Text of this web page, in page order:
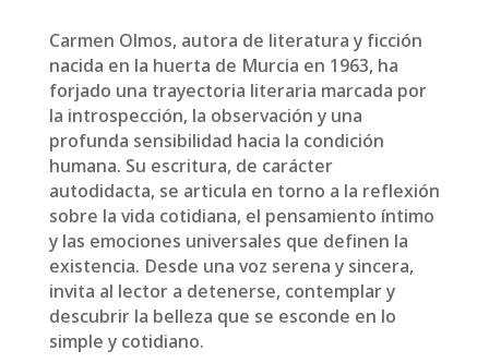
Carmen Olmos, autora de literatura y ficción
nacida en la huerta de Murcia en 1963, ha
forjado una trayectoria literaria marcada por
la introspección, la observación y una
profunda sensibilidad hacia la condición
humana. Su escritura, de carácter
autodidacta, se articula en torno a la reflexión
sobre la vida cotidiana, el pensamiento íntimo
y las emociones universales que definen la
existencia. Desde una voz serena y sincera,
invita al lector a detenerse, contemplar y
descubrir la belleza que se esconde en lo
simple y cotidiano.